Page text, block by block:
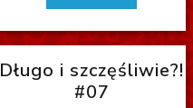
Długo i szczęśliwie?!
#07